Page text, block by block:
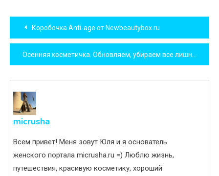
Навигация
по
записям
Коробочка Anti-age от Newbeautybox.ru
Осенняя косметичка. Обновляем, убираем все лишнее.
micrusha
Всем привет! Меня зовут Юля и я основатель
женского портала micrusha.ru =) Люблю жизнь,
путешествия, красивую косметику, хороший